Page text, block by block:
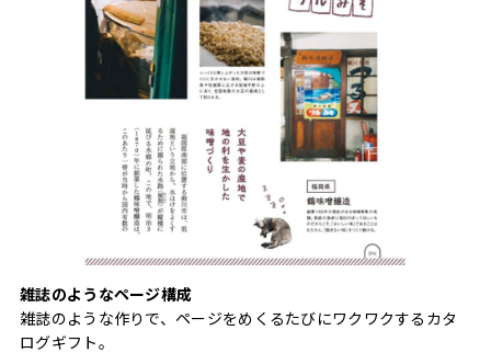
雑誌のようなページ構成
雑誌のような作りで、ページをめくるたびにワクワクするカタ
ログギフト。